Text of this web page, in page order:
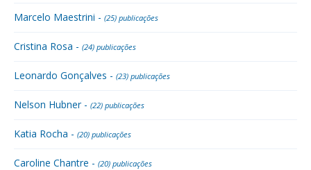
Marcelo Maestrini - (25) publicações
Cristina Rosa - (24) publicações
Leonardo Gonçalves - (23) publicações
Nelson Hubner - (22) publicações
Katia Rocha - (20) publicações
Caroline Chantre - (20) publicações